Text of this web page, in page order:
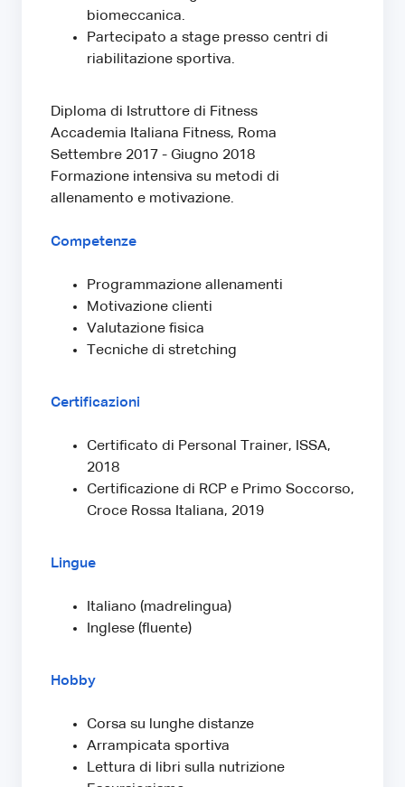
biomeccanica.
Partecipato a stage presso centri di
riabilitazione sportiva.
Diploma di Istruttore di Fitness
Accademia Italiana Fitness, Roma
Settembre 2017 - Giugno 2018
Formazione intensiva su metodi di
allenamento e motivazione.
Competenze
Programmazione allenamenti
Motivazione clienti
Valutazione fisica
Tecniche di stretching
Certificazioni
Certificato di Personal Trainer, ISSA,
2018
Certificazione di RCP e Primo Soccorso,
Croce Rossa Italiana, 2019
Lingue
Italiano (madrelingua)
Inglese (fluente)
Hobby
Corsa su lunghe distanze
Arrampicata sportiva
Lettura di libri sulla nutrizione